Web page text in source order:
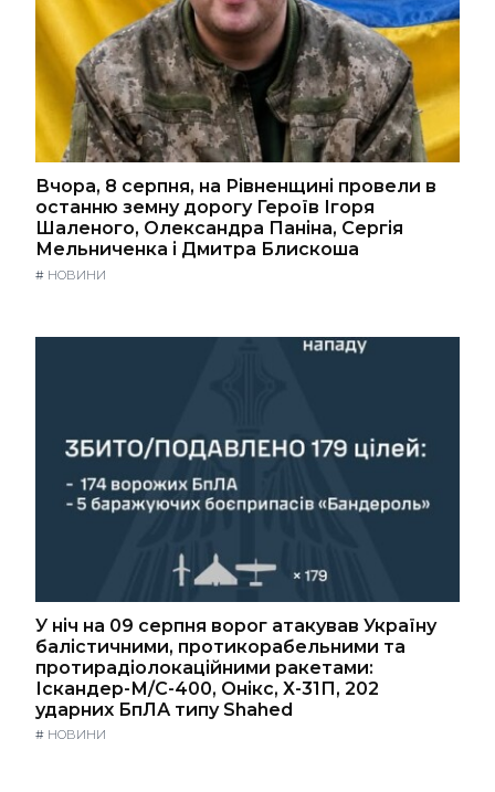
Вчора, 8 серпня, на Рівненщині провели в
останню земну дорогу Героїв Ігоря
Шаленого, Олександра Паніна, Сергія
Мельниченка і Дмитра Блискоша
# НОВИНИ
У ніч на 09 серпня ворог атакував Україну
балістичними, протикорабельними та
протирадіолокаційними ракетами:
Іскандер-М/С-400, Онікс, Х-31П, 202
ударних БпЛА типу Shahed
# НОВИНИ